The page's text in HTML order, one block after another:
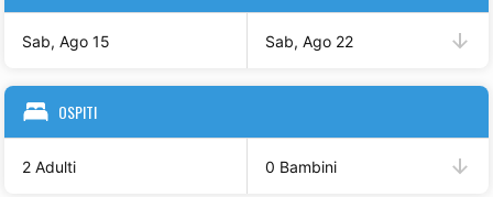
Sab, Ago 15 Sab, Ago 22
OSPITI
2 Adulti 0 Bambini